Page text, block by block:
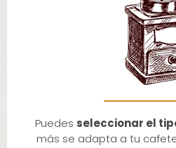
Puedes seleccionar el
más se adapta a tu